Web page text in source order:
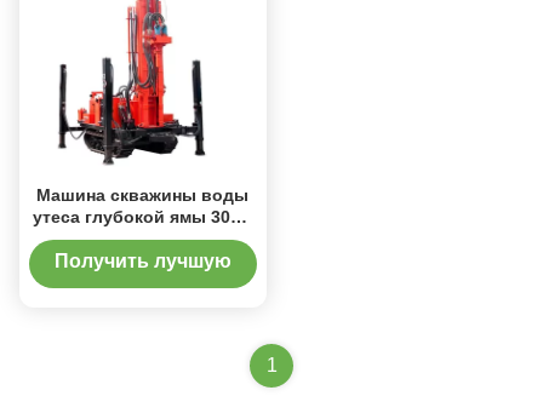
Машина скважины воды
утеса глубокой ямы 300м
ДТХ сверля
Получить лучшую
1